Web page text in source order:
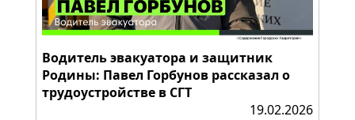
Водитель эвакуатора и защитник
Родины: Павел Горбунов рассказал о
трудоустройстве в СГТ
19.02.2026